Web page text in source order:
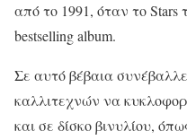
από το 1991, όταν το Stars
bestselling album.
Σε αυτό βέβαια
καλλιτεχνών να
και σε δίσκο βινυλίου,